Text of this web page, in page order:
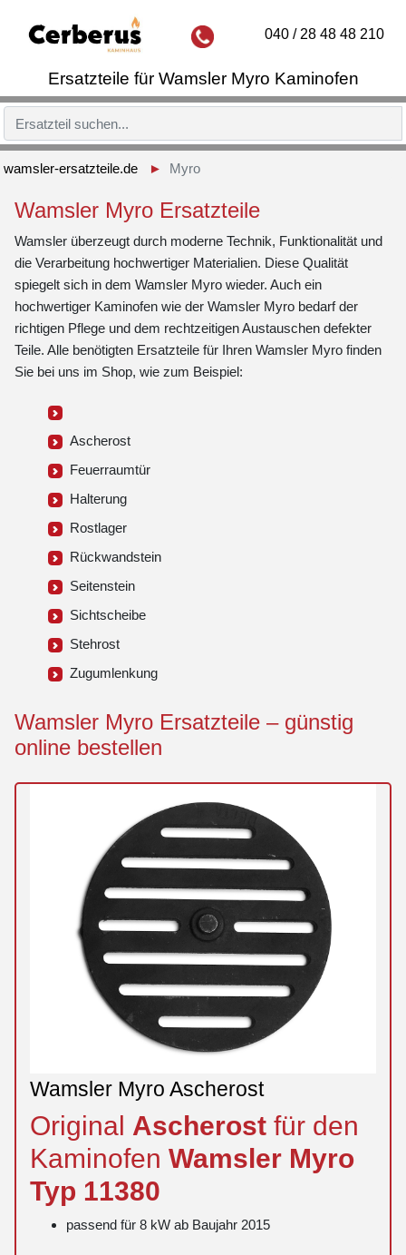
Ersatzteile für Wamsler Myro Kaminofen
040 / 28 48 48 210
wamsler-ersatzteile.de Myro
Wamsler Myro Ersatzteile
Wamsler überzeugt durch moderne Technik, Funktionalität und
die Verarbeitung hochwertiger Materialien. Diese Qualität
spiegelt sich in dem Wamsler Myro wieder. Auch ein
hochwertiger Kaminofen wie der Wamsler Myro bedarf der
richtigen Pflege und dem rechtzeitigen Austauschen defekter
Teile. Alle benötigten Ersatzteile für Ihren Wamsler Myro finden
Sie bei uns im Shop, wie zum Beispiel:
Ascherost
Feuerraumtür
Halterung
Rostlager
Rückwandstein
Seitenstein
Sichtscheibe
Stehrost
Zugumlenkung
Wamsler Myro Ersatzteile – günstig
online bestellen
Wamsler Myro Ascherost
Original Ascherost für den
Kaminofen Wamsler Myro
Typ 11380
passend für 8 kW ab Baujahr 2015